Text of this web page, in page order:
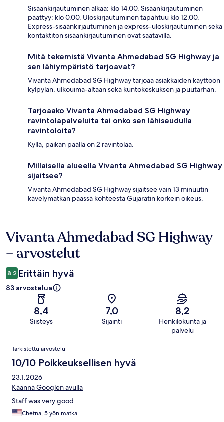
Sisäänkirjautuminen alkaa: klo 14.00. Sisäänkirjautuminen
päättyy: klo 0.00. Uloskirjautuminen tapahtuu klo 12.00.
Express-sisäänkirjautuminen ja express-uloskirjautuminen sekä
kontaktiton sisäänkirjautuminen ovat saatavilla.
Mitä tekemistä Vivanta Ahmedabad SG Highway ja
sen lähiympäristö tarjoavat?
Vivanta Ahmedabad SG Highway tarjoaa asiakkaiden käyttöön
kylpylän, ulkouima-altaan sekä kuntokeskuksen ja puutarhan.
Tarjoaako Vivanta Ahmedabad SG Highway
ravintolapalveluita tai onko sen lähiseudulla
ravintoloita?
Kyllä, paikan päällä on 2 ravintolaa.
Millaisella alueella Vivanta Ahmedabad SG Highway
sijaitsee?
Vivanta Ahmedabad SG Highway sijaitsee vain 13 minuutin
kävelymatkan päässä kohteesta Gujaratin korkein oikeus.
Arvostelut
Vivanta Ahmedabad SG Highway
– arvostelut
8,2 Erittäin hyvä
83 arvostelua
8,4
Siisteys
7,0
Sijainti
8,2
Henkilökunta ja
palvelu
Arvostelut
Tarkistettu arvostelu
10/10 Poikkeuksellisen hyvä
23.1.2026
Käännä Googlen avulla
Staff was very good
Chetna, 5 yön matka